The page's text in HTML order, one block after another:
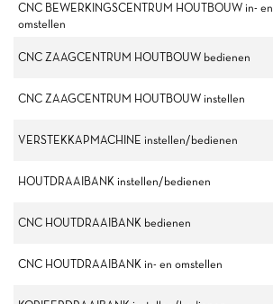
CNC BEWERKINGSCENTRUM HOUTBOUW in- en
omstellen
CNC ZAAGCENTRUM HOUTBOUW bedienen
CNC ZAAGCENTRUM HOUTBOUW instellen
VERSTEKKAPMACHINE instellen/bedienen
HOUTDRAAIBANK instellen/bedienen
CNC HOUTDRAAIBANK bedienen
CNC HOUTDRAAIBANK in- en omstellen